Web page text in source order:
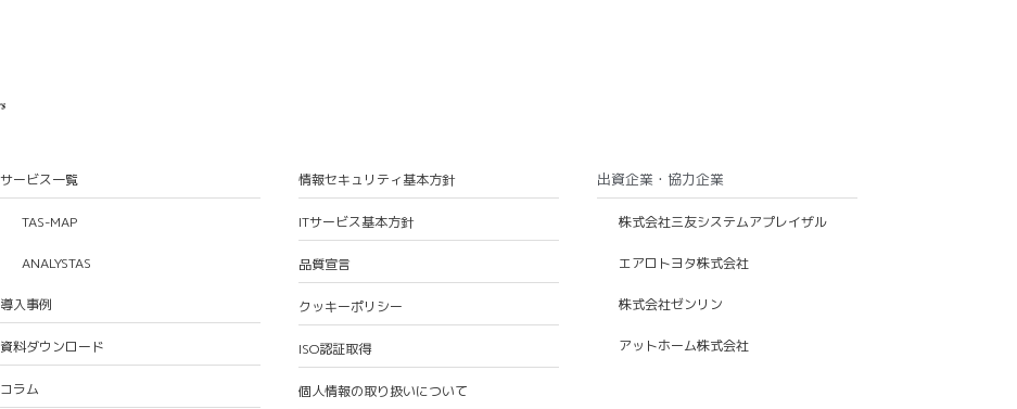
サービス一覧
TAS-MAP
ANALYSTAS
導入事例
資料ダウンロード
コラム
情報セキュリティ基本方針
ITサービス基本方針
品質宣言
クッキーポリシー
ISO認証取得
個人情報の取り扱いについて
出資企業・協力企業
株式会社三友システムアプレイザル
エアロトヨタ株式会社
株式会社ゼンリン
アットホーム株式会社